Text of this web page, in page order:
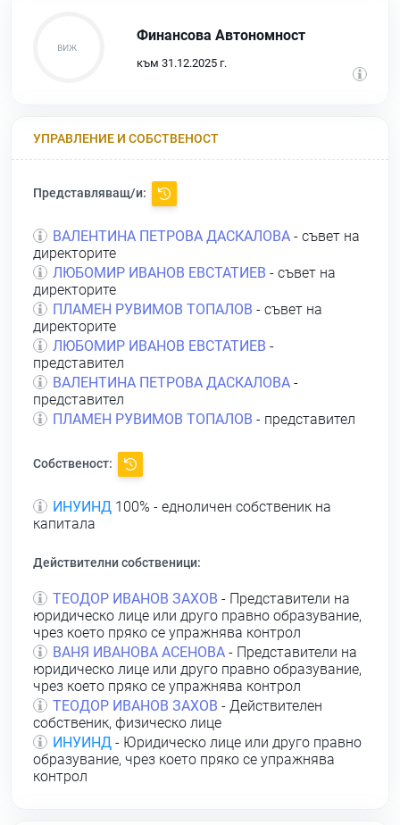
Финансова Автономност
към 31.12.2025 г.
УПРАВЛЕНИЕ И СОБСТВЕНОСТ
Представляващ/и:
ВАЛЕНТИНА ПЕТРОВА ДАСКАЛОВА - съвет на
директорите
ЛЮБОМИР ИВАНОВ ЕВСТАТИЕВ - съвет на
директорите
ПЛАМЕН РУВИМОВ ТОПАЛОВ - съвет на
директорите
ЛЮБОМИР ИВАНОВ ЕВСТАТИЕВ -
представител
ВАЛЕНТИНА ПЕТРОВА ДАСКАЛОВА -
представител
ПЛАМЕН РУВИМОВ ТОПАЛОВ - представител
Собственост:
ИНУИНД 100% - едноличен собственик на
капитала
Действителни собственици:
ТЕОДОР ИВАНОВ ЗАХОВ - Представители на
юридическо лице или друго правно образувание,
чрез което пряко се упражнява контрол
ВАНЯ ИВАНОВА АСЕНОВА - Представители на
юридическо лице или друго правно образувание,
чрез което пряко се упражнява контрол
ТЕОДОР ИВАНОВ ЗАХОВ - Действителен
собственик, физическо лице
ИНУИНД - Юридическо лице или друго правно
образувание, чрез което пряко се упражнява
контрол